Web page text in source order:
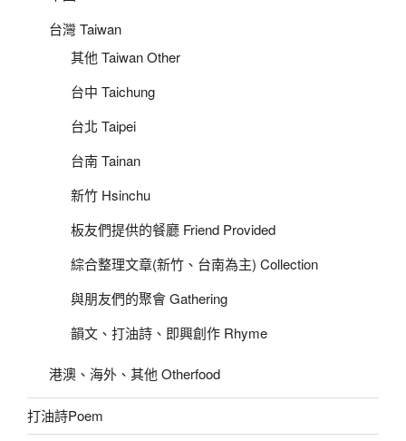
台灣 Taiwan
其他 Taiwan Other
台中 Taichung
台北 Taipei
台南 Tainan
新竹 Hsinchu
板友們提供的餐廳 Friend Provided
綜合整理文章(新竹、台南為主) Collection
與朋友們的聚會 Gathering
韻文、打油詩、即興創作 Rhyme
港澳、海外、其他 Otherfood
打油詩Poem